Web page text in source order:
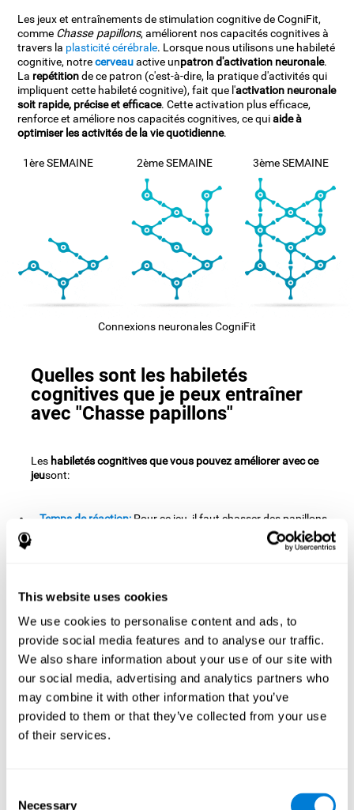
This website uses cookies
We use cookies to personalise content and ads, to
provide social media features and to analyse our traffic.
We also share information about your use of our site with
our social media, advertising and analytics partners who
may combine it with other information that you’ve
provided to them or that they’ve collected from your use
of their services.
Necessary
Les jeux et entraînements de stimulation cognitive de CogniFit,
comme Chasse papillons, améliorent nos capacités cognitives à
travers la plasticité cérébrale. Lorsque nous utilisons une habileté
cognitive, notrecerveauactive unpatron d'activation neuronale.
La repétitionde ce patron (c'est-à-dire, la pratique d'activités qui
impliquent cette habileté cognitive), fait que l'activation neuronale
soit rapide, précise et efficace. Cette activation plus efficace,
renforce et améliore nos capacités cognitives, ce quiaide à
optimiser les activités de la vie quotidienne.
1ère SEMAINE 2ème SEMAINE 3ème SEMAINE
Connexions neuronales CogniFit
Quelles sont les habiletés
cognitives que je peux entraîner
avec "Chasse papillons"
Les habiletés cognitives que vous pouvez améliorer avec ce
jeusont:
Temps de réaction: Pour ce jeu, il faut chasser des papillons
avant que ces derniers disparaissent de l'écran, c'est
pourquoi il faut avoir de bons réflexes pour les attraper à
associées au temps de réaction. Améliorer cette habileté
cognitive nous permet d'être agiles et efficaces au moment
de répondre aux stimuli. Par exemple, lorsque nous sommes
en entretien et qu'on nous pose une question, une réponse
rapide est attendue.
Coordination oeil-main:
Ce jeu a été conçu pour qu'on doive
guider le personnage vers les objectifs tout en évitant les
obstacles. Avec cet exercice, nous stimulons notre
coordination oeil-main. Améliorer cette habileté cognitive